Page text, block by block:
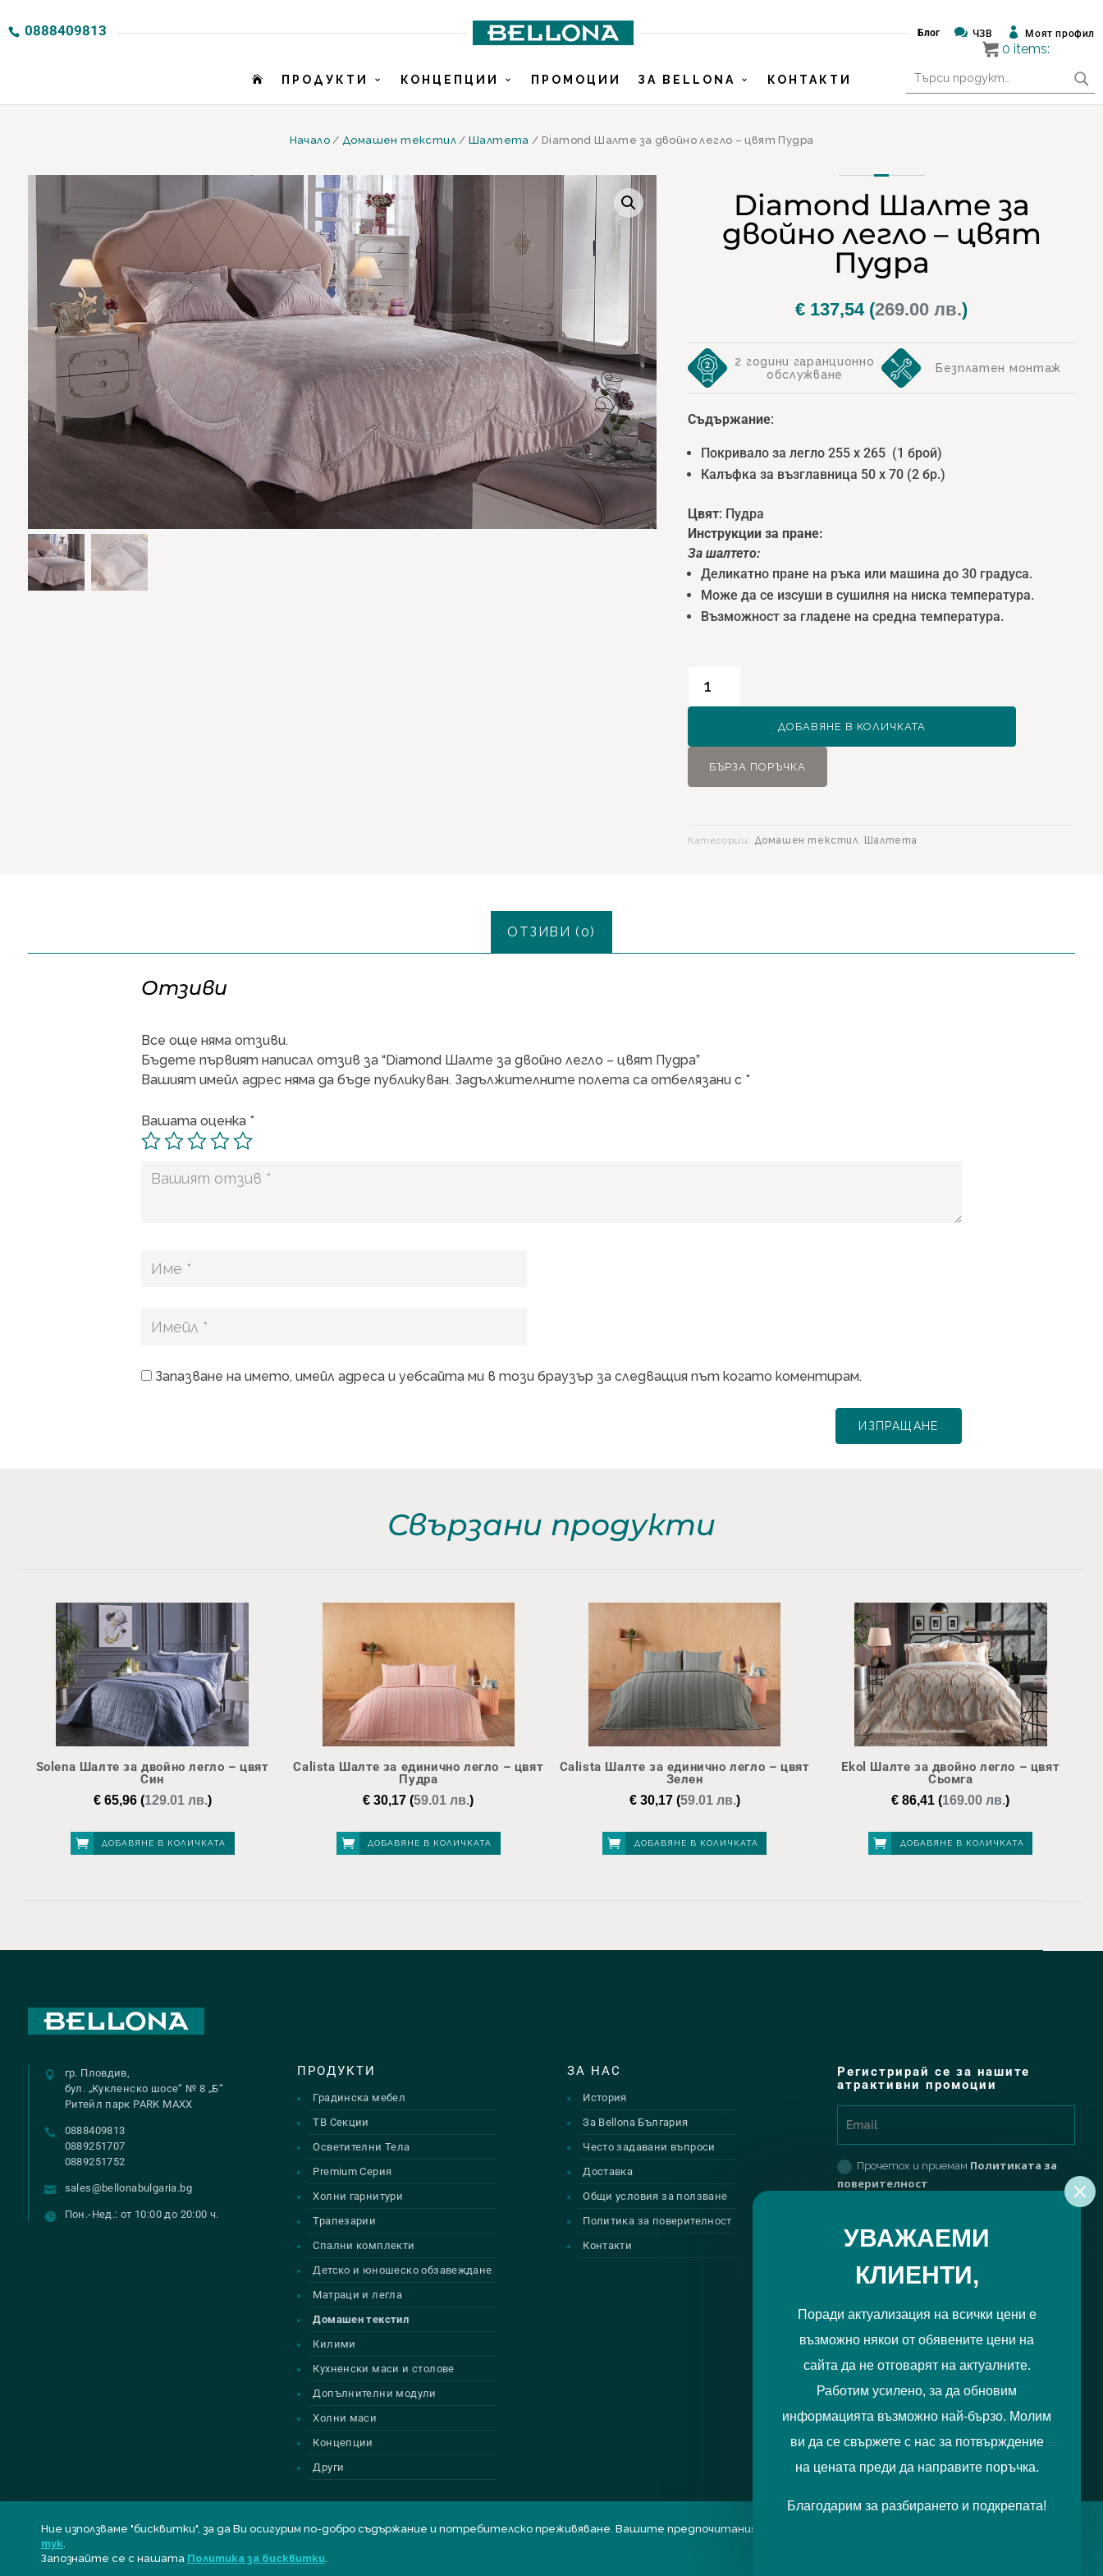
УВАЖАЕМИ
КЛИЕНТИ,
Поради актуализация на всички цени е
възможно някои от обявените цени на
сайта да не отговарят на актуалните.
Работим усилено, за да обновим
информацията възможно най-бързо. Молим
ви да се свържете с нас за потвърждение
на цената преди да направите поръчка.
Благодарим за разбирането и подкрепата!
0888409813 Блог  ЧЗВ  Моят профил
 ПРОДУКТИ КОНЦЕПЦИИ ПРОМОЦИИ ЗА BELLONA КОНТАКТИ
за:
Начало/Домашен текстил/Шалтета / Diamond Шалте за двойно легло – цвят Пудра
Diamond Шалте за
двойно легло – цвят
Пудра
€ 137,54(269.00 лв.)
2 години гаранционно
обслужване
Безплатен монтаж
Съдържание:
Покривало за легло 255 x 265 (1 брой)
Калъфка за възглавница 50 x 70 (2 бр.)
Цвят: Пудра
Инструкции за пране:
За шалтето:
Деликатно пране на ръка или машина до 30 градуса.
Може да се изсуши в сушилня на ниска температура.
Възможност за гладене на средна температура.
Diamond
за
двойно
ДОБАВЯНЕ В КОЛИЧКАТА
БЪРЗА ПОРЪЧКА
Категории: Домашен текстил Шалтета
ОТЗИВИ (0)
Отзиви
Все още няма отзиви.
Бъдете първият написал отзив за “Diamond Шалте за двойно легло – цвят Пудра”
Вашият имейл адрес няма да бъде публикуван. Задължителните полета са отбелязани с *
Вашата оценка *
Запазване на името, имейл адреса и уебсайта ми в този браузър за следващия път когато коментирам.
Свързани продукти
Solena Шалте за двойно легло – цвят
Син
€65,96(129.01 лв.)
ДОБАВЯНЕ В КОЛИЧКАТА
Calista Шалте за единично легло – цвят
Пудра
€ 30,17 (59.01 лв.)
ДОБАВЯНЕ В КОЛИЧКАТА
Calista Шалте за единично легло – цвят
Зелен
€30,17(59.01 лв.)
ДОБАВЯНЕ В КОЛИЧКАТА
Ekol Шалте за двойно легло – цвят
Сьомга
€ 86,41 (169.00 лв.)
ДОБАВЯНЕ В КОЛИЧКАТА
гр. Пловдив,
бул. „Кукленско шосе“ № 8 „Б“
Ритейл парк PARK MAXX
0888409813
0889251707
0889251752
sales@bellonabulgaria.bg
Пон.-Нед.: от 10:00 до 20:00 ч.
ПРОДУКТИ
Градинска мебел
ТВ Секции
Осветителни Тела
Premium Серия
Холни гарнитури
Трапезарии
Спални комплекти
Детско и юношеско обзавеждане
Матраци и легла
Домашен текстил
Килими
Кухненски маси и столове
Допълнителни модули
Холни маси
Концепции
Други
ЗА НАС
История
За Bellona България
Често задавани въпроси
Доставка
Общи условия за ползване
Политика за поверителност
Контакти
Регистрирай се за нашите
атрактивни промоции
Прочетох и приемам Политиката за
поверителност
© Всички права запазениBELLONA| Designed byAlpha Best
Ние използваме "бисквитки", за да Ви осигурим по-добро съдържание и потребителско преживяване. Вашите предпочитания можете да отбележите
тук.
Запознайте се с нашата Политика за бисквитки.
0 items: